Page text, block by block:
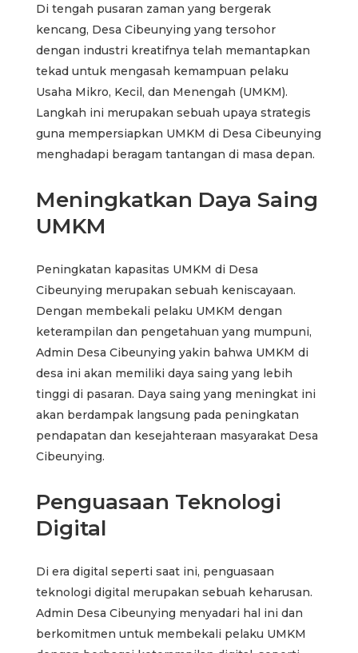
Di tengah pusaran zaman yang bergerak
kencang, Desa Cibeunying yang tersohor
dengan industri kreatifnya telah memantapkan
tekad untuk mengasah kemampuan pelaku
Usaha Mikro, Kecil, dan Menengah (UMKM).
Langkah ini merupakan sebuah upaya strategis
guna mempersiapkan UMKM di Desa Cibeunying
menghadapi beragam tantangan di masa depan.
Meningkatkan Daya Saing
UMKM
Peningkatan kapasitas UMKM di Desa
Cibeunying merupakan sebuah keniscayaan.
Dengan membekali pelaku UMKM dengan
keterampilan dan pengetahuan yang mumpuni,
Admin Desa Cibeunying yakin bahwa UMKM di
desa ini akan memiliki daya saing yang lebih
tinggi di pasaran. Daya saing yang meningkat ini
akan berdampak langsung pada peningkatan
pendapatan dan kesejahteraan masyarakat Desa
Cibeunying.
Penguasaan Teknologi
Digital
Di era digital seperti saat ini, penguasaan
teknologi digital merupakan sebuah keharusan.
Admin Desa Cibeunying menyadari hal ini dan
berkomitmen untuk membekali pelaku UMKM